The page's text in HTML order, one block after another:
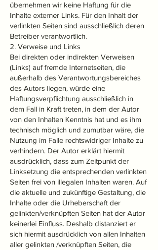
übernehmen wir keine Haftung für die
Inhalte externer Links. Für den Inhalt der
verlinkten Seiten sind ausschließlich deren
Betreiber verantwortlich.
2. Verweise und Links
Bei direkten oder indirekten Verweisen
(Links) auf fremde Internetseiten, die
außerhalb des Verantwortungsbereiches
des Autors liegen, würde eine
Haftungsverpflichtung ausschließlich in
dem Fall in Kraft treten, in dem der Autor
von den Inhalten Kenntnis hat und es ihm
technisch möglich und zumutbar wäre, die
Nutzung im Falle rechtswidriger Inhalte zu
verhindern. Der Autor erklärt hiermit
ausdrücklich, dass zum Zeitpunkt der
Linksetzung die entsprechenden verlinkten
Seiten frei von illegalen Inhalten waren. Auf
die aktuelle und zukünftige Gestaltung, die
Inhalte oder die Urheberschaft der
gelinkten/verknüpften Seiten hat der Autor
keinerlei Einfluss. Deshalb distanziert er
sich hiermit ausdrücklich von allen Inhalten
aller gelinkten /verknüpften Seiten, die